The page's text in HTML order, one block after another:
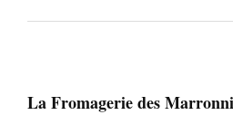
La Fromagerie des